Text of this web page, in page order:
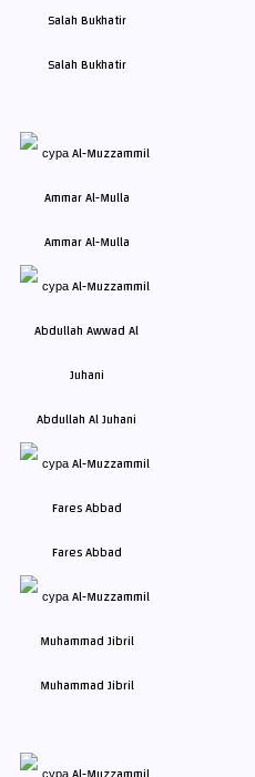
Salah Bukhatir
Ammar Al-Mulla
Abdullah Al Juhani
Fares Abbad
Muhammad Jibril